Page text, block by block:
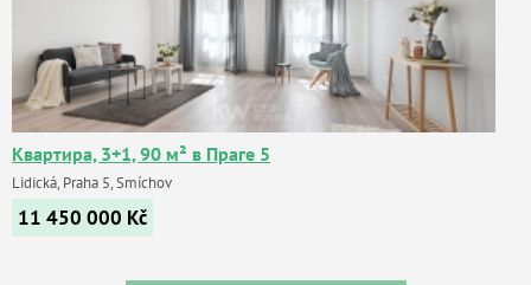
Квартира, 3+1, 90 м² в Праге 5
Lidická, Praha 5, Smíchov
11 450 000 Kč